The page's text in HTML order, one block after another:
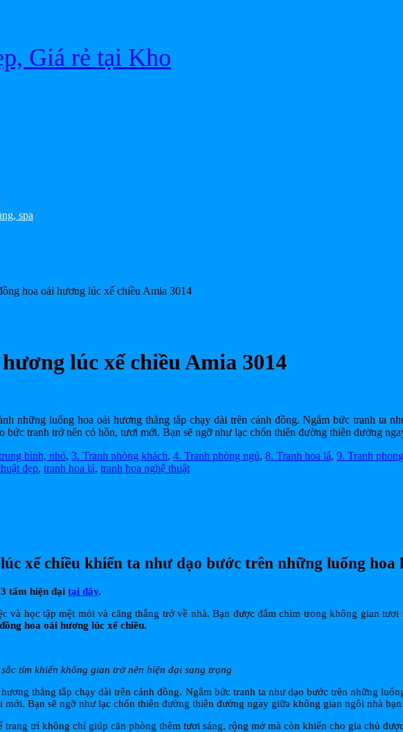
Giá rẻ tại Kho
spa
hoa oải hương lúc xế chiều Amia 3014
lúc xế chiều Amia 3014
những luống hoa oải hương thẳng tắp chạy dài trên cánh đồng. Ngắm bức tranh ta
bức tranh trở nên có hồn, tươi mới. Bạn sẽ ngỡ như lạc chốn thiên đường thiên đường
bình, nhỏ, 3. Tranh phòng khách, 4. Tranh phòng ngủ, 8. Tranh hoa lá, 9. Tranh
đẹp, tranh hoa lá, tranh hoa nghệ thuật
xế chiều khiến ta như dạo bước trên những luống
tấm hiện đại tại đây.
và học tập mệt mỏi và căng thẳng trở về nhà. Bạn được đắm chìm trong không gian
hoa oải hương lúc xế chiều.
tím khiến không gian trở nên hiện đại sang trọng
thẳng tắp chạy dài trên cánh đồng. Ngắm bức tranh ta như dạo bước trên những
Bạn sẽ ngỡ như lạc chốn thiên đường thiên đường ngay giữa không gian ngôi nhà bạn.
trang trí không chỉ giúp căn phòng thêm tươi sáng, rộng mở mà còn khiến cho gia chủ